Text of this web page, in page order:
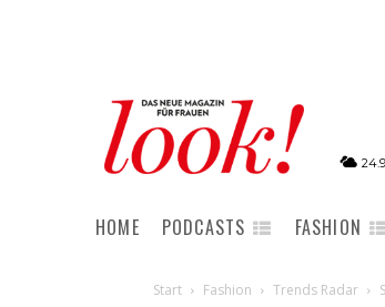
24.9
HOME PODCASTS FASHION
Start Fashion Trends Radar